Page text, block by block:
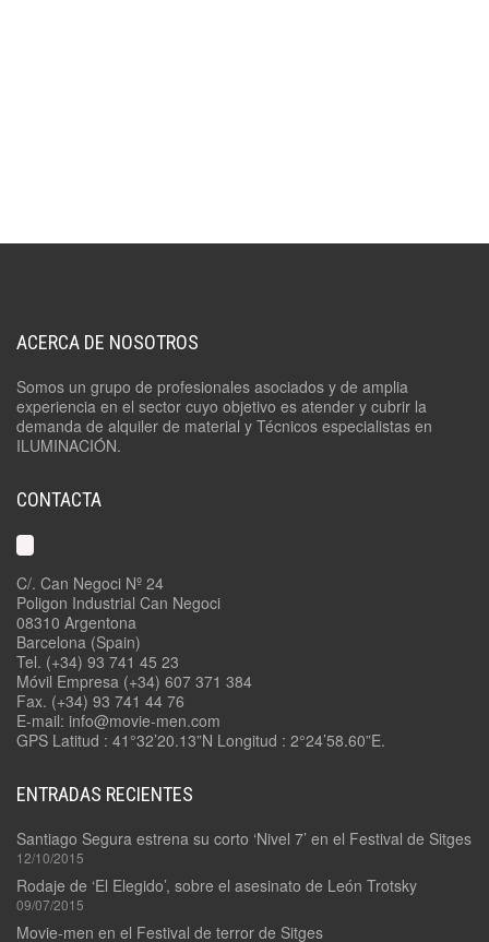
ACERCA DE NOSOTROS
Somos un grupo de profesionales asociados y de amplia
experiencia en el sector cuyo objetivo es atender y cubrir la
demanda de alquiler de material y Técnicos especialistas en
ILUMINACIÓN.
CONTACTA
C/. Can Negoci Nº 24
Poligon Industrial Can Negoci
08310 Argentona
Barcelona (Spain)
Tel. (+34) 93 741 45 23
Móvil Empresa (+34) 607 371 384
Fax. (+34) 93 741 44 76
E-mail: info@movie-men.com
GPS Latitud : 41°32’20.13”N Longitud : 2°24’58.60”E.
ENTRADAS RECIENTES
Santiago Segura estrena su corto ‘Nivel 7’ en el Festival de Sitges
12/10/2015
Rodaje de ‘El Elegido’, sobre el asesinato de León Trotsky
09/07/2015
Movie-men en el Festival de terror de Sitges